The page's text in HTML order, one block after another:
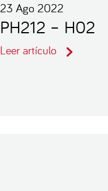
23 Ago 2022
PH212 – H02
Leer artículo